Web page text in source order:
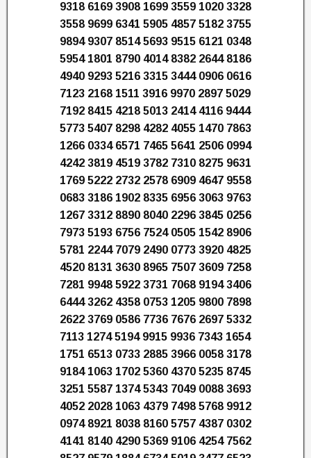
9318 6169 3908 1699 3559 1020 3328
3558 9699 6341 5905 4857 5182 3755
9894 9307 8514 5693 9515 6121 0348
5954 1801 8790 4014 8382 2644 8186
4940 9293 5216 3315 3444 0906 0616
7123 2168 1511 3916 9970 2897 5029
7192 8415 4218 5013 2414 4116 9444
5773 5407 8298 4282 4055 1470 7863
1266 0334 6571 7465 5641 2506 0994
4242 3819 4519 3782 7310 8275 9631
1769 5222 2732 2578 6909 4647 9558
0683 3186 1902 8335 6956 3063 9763
1267 3312 8890 8040 2296 3845 0256
7973 5193 6756 7524 0505 1542 8906
5781 2244 7079 2490 0773 3920 4825
4520 8131 3630 8965 7507 3609 7258
7281 9948 5922 3731 7068 9194 3406
6444 3262 4358 0753 1205 9800 7898
2622 3769 0586 7736 7676 2697 5332
7113 1274 5194 9915 9936 7343 1654
1751 6513 0733 2885 3966 0058 3178
9184 1063 1702 5360 4370 5235 8745
3251 5587 1374 5343 7049 0088 3693
4052 2028 1063 4379 7498 5768 9912
0974 8921 8038 8160 5757 4387 0302
4141 8140 4290 5369 9106 4254 7562